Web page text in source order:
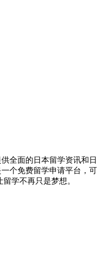
全面的日本留学资讯和日
一个免费留学申请平台，可
学不再只是梦想。